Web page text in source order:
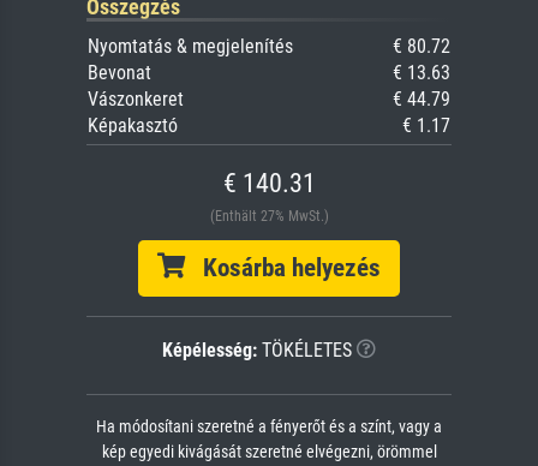
Összegzés
Nyomtatás & megjelenítés
€ 80.72
Bevonat
€ 13.63
Vászonkeret
€ 44.79
Képakasztó
€ 1.17
€ 140.31
(Enthält 27% MwSt.)
Kosárba helyezés
Képélesség: TÖKÉLETES
Ha módosítani szeretné a fényerőt és a színt, vagy a
kép egyedi kivágását szeretné elvégezni, örömmel